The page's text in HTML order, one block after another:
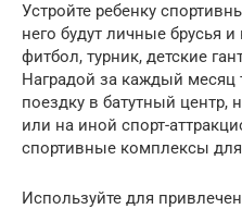
Устройте ребенку
него будут личные брусья
фитбол, турник, детские
Наградой за каждый месяц
поездку в батутный центр,
или на иной спорт-
спортивные комплексы для
Используйте для